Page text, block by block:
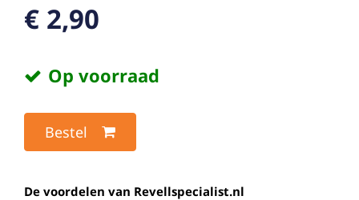
€ 2,90
Op voorraad
Bestel
De voordelen van Revellspecialist.nl